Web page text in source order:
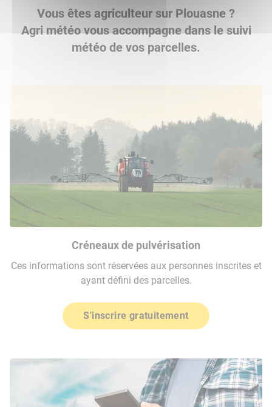
Vous êtes agriculteur sur Plouasne ?
Agri météo vous accompagne dans le suivi
météo de vos parcelles.
Créneaux de pulvérisation
Ces informations sont réservées aux personnes inscrites et
ayant défini des parcelles.
S'inscrire gratuitement